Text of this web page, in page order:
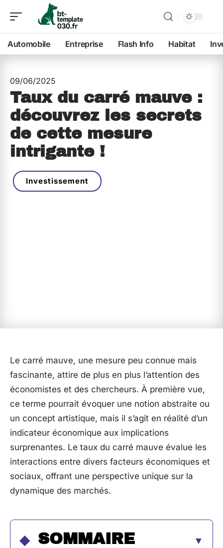
Automobile Entreprise Flash Info Habitat
09/06/2025
Taux du carré mauve :
découvrez les secrets
de cette mesure
intrigante !
Investissement
Le carré mauve, une mesure peu connue mais
fascinante, attire de plus en plus l’attention des
économistes et des chercheurs. À première vue,
ce terme pourrait évoquer une notion abstraite ou
un concept artistique, mais il s’agit en réalité d’un
indicateur économique aux implications
surprenantes. Le taux du carré mauve évalue les
interactions entre divers facteurs économiques et
sociaux, offrant une perspective unique sur la
dynamique des marchés.
SOMMAIRE